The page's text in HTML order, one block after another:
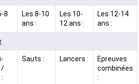
8
Les 8-10
ans :
Les 10-
12 ans :
Les 12-14
ans :
/
Sauts : Lancers :
Epreuves
combinées
: